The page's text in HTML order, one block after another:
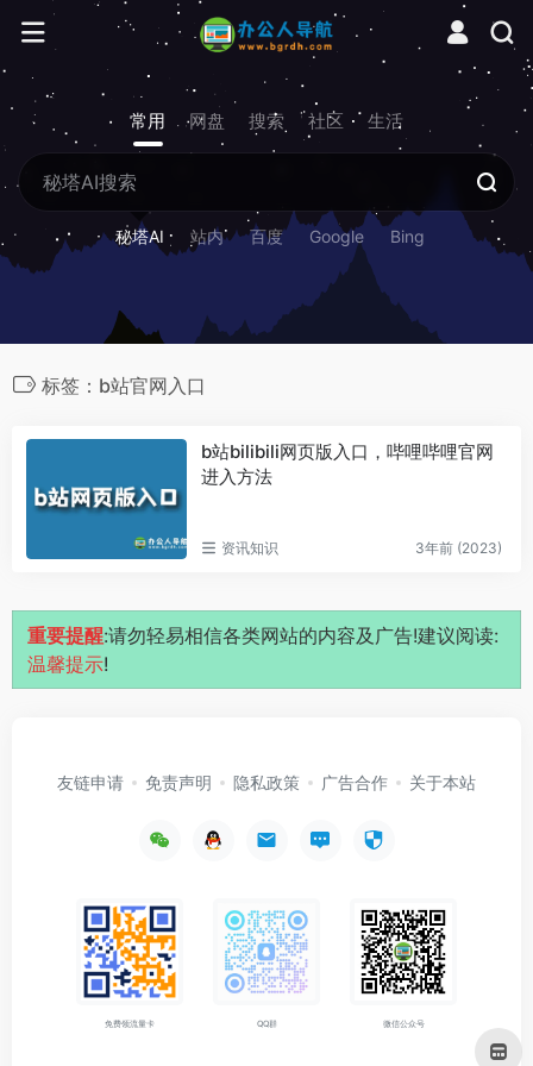
常用 网盘 搜索 社区 生活
秘塔AI 站内 百度 Google Bing
标签：b站官网入口
b站bilibili网页版入口，哔哩哔哩官网
进入方法
资讯知识 3年前 (2023)
重要提醒:请勿轻易相信各类网站的内容及广告!建议阅读:
温馨提示!
友链申请 免责声明 隐私政策 广告合作 关于本站
免费领流量卡 QQ群 微信公众号